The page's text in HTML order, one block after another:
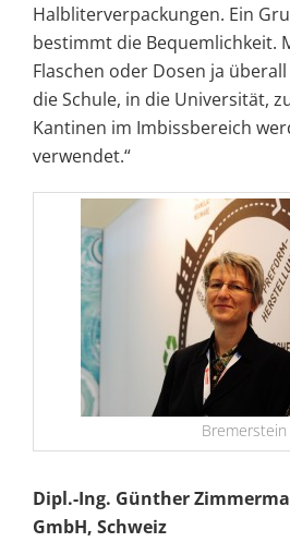
Halbliterverpackungen. Ein
bestimmt die Bequemlichkeit.
Flaschen oder Dosen ja
die Schule, in die Universität,
Kantinen im Imbissbereich
verwendet.“
Bremerstein
Dipl.-Ing. Günther
GmbH, Schweiz